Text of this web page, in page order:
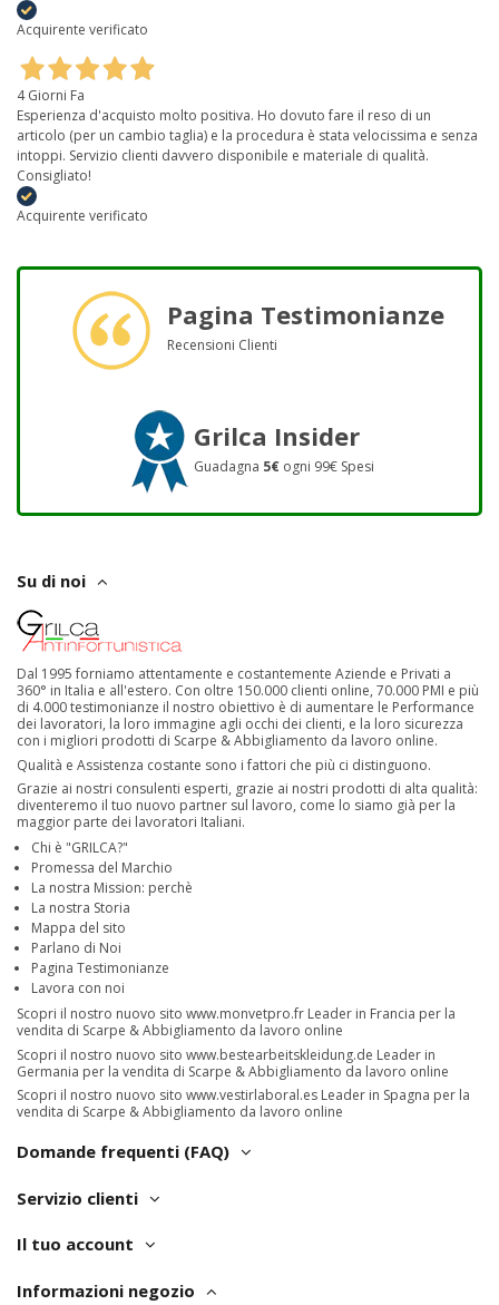
Acquirente verificato
4 Giorni Fa
Esperienza d'acquisto molto positiva. Ho dovuto fare il reso di un
articolo (per un cambio taglia) e la procedura è stata velocissima e senza
intoppi. Servizio clienti davvero disponibile e materiale di qualità.
Consigliato!
Acquirente verificato
Pagina Testimonianze
Recensioni Clienti
Grilca Insider
Guadagna 5€ ogni 99€ Spesi
Su di noi
Dal 1995 forniamo attentamente e costantemente Aziende e Privati a
360° in Italia e all'estero. Con oltre 150.000 clienti online, 70.000 PMI e più
di 4.000 testimonianze il nostro obiettivo è di aumentare le Performance
dei lavoratori, la loro immagine agli occhi dei clienti, e la loro sicurezza
con i migliori prodotti di Scarpe & Abbigliamento da lavoro online.
Qualità e Assistenza costante sono i fattori che più ci distinguono.
Grazie ai nostri consulenti esperti, grazie ai nostri prodotti di alta qualità:
diventeremo il tuo nuovo partner sul lavoro, come lo siamo già per la
maggior parte dei lavoratori Italiani.
Chi è "GRILCA?"
Promessa del Marchio
La nostra Mission: perchè
La nostra Storia
Mappa del sito
Parlano di Noi
Pagina Testimonianze
Lavora con noi
Scopri il nostro nuovo sito www.monvetpro.fr Leader in Francia per la
vendita di Scarpe & Abbigliamento da lavoro online
Scopri il nostro nuovo sito www.bestearbeitskleidung.de Leader in
Germania per la vendita di Scarpe & Abbigliamento da lavoro online
Scopri il nostro nuovo sito www.vestirlaboral.es Leader in Spagna per la
vendita di Scarpe & Abbigliamento da lavoro online
Domande frequenti (FAQ)
Servizio clienti
Il tuo account
Informazioni negozio